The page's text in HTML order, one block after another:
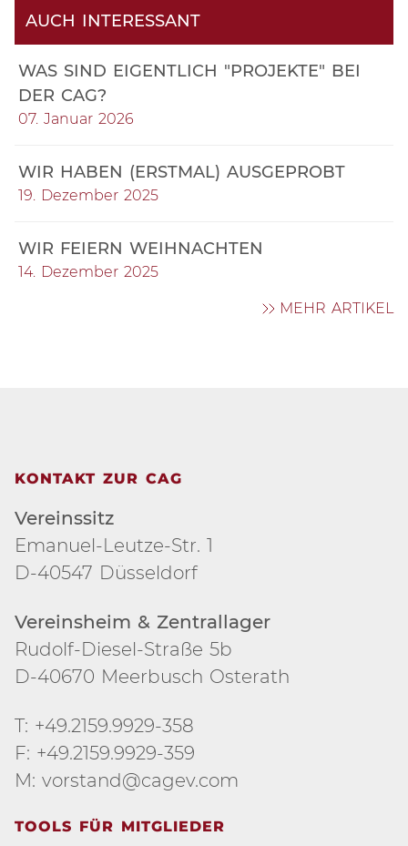
AUCH INTERESSANT
WAS SIND EIGENTLICH "PROJEKTE" BEI
DER CAG?
07. Januar 2026
WIR HABEN (ERSTMAL) AUSGEPROBT
19. Dezember 2025
WIR FEIERN WEIHNACHTEN
14. Dezember 2025
MEHR ARTIKEL
KONTAKT ZUR CAG
Vereinssitz
Emanuel-Leutze-Str. 1
D-40547 Düsseldorf
Vereinsheim & Zentrallager
Rudolf-Diesel-Straße 5b
D-40670 Meerbusch Osterath
T: +49.2159.9929-358
F: +49.2159.9929-359
M: vorstand@cagev.com
TOOLS FÜR MITGLIEDER